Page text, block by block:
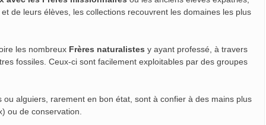
de leurs élèves, les collections recouvrent les domaines les plus
les nombreux Frères naturalistes y ayant professé, à travers
fossiles. Ceux-ci sont facilement exploitables par des groupes
ou alguiers, rarement en bon état, sont à confier à des mains plus
ou de conservation.